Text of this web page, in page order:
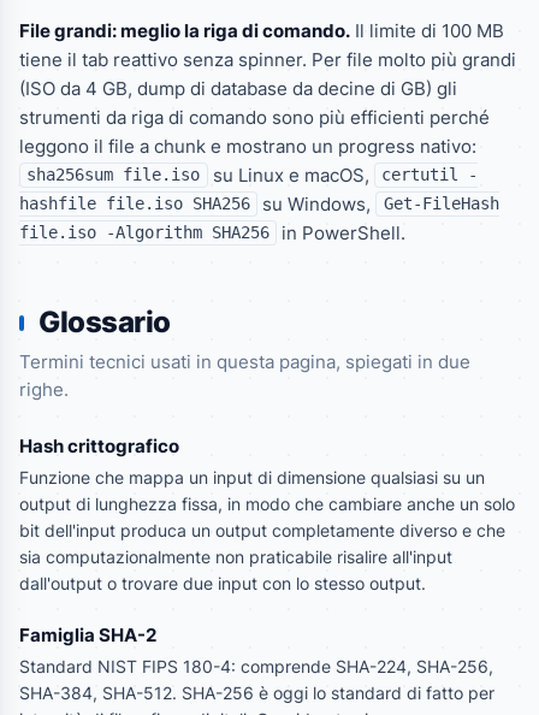
File grandi: meglio la riga di comando. Il limite di 100 MB
tiene il tab reattivo senza spinner. Per file molto più grandi
(ISO da 4 GB, dump di database da decine di GB) gli
strumenti da riga di comando sono più efficienti perché
leggono il file a chunk e mostrano un progress nativo:
sha256sum file.iso su Linux e macOS,
certutil -
hashfile file.iso SHA256
su Windows,
Get-FileHash
file.iso -Algorithm SHA256
in PowerShell.
Glossario
Termini tecnici usati in questa pagina, spiegati in due
righe.
Hash crittografico
Funzione che mappa un input di dimensione qualsiasi su un
output di lunghezza fissa, in modo che cambiare anche un solo
bit dell'input produca un output completamente diverso e che
sia computazionalmente non praticabile risalire all'input
dall'output o trovare due input con lo stesso output.
Famiglia SHA-2
Standard NIST FIPS 180-4: comprende SHA-224, SHA-256,
SHA-384, SHA-512. SHA-256 è oggi lo standard di fatto per